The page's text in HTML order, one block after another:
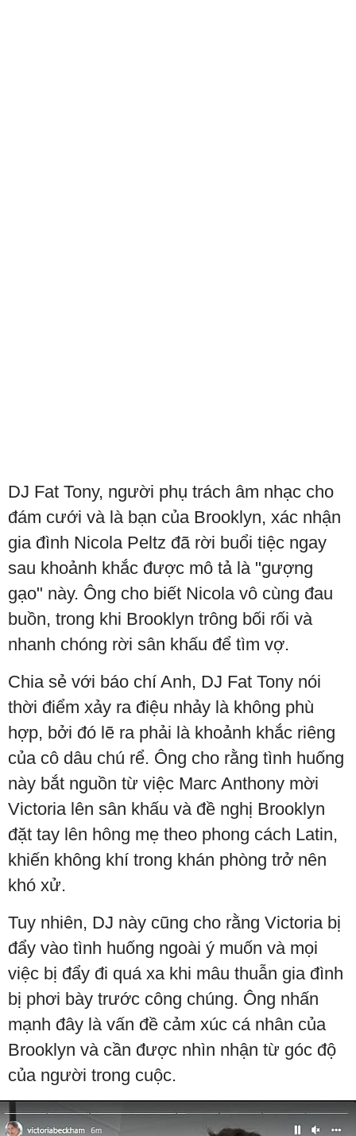
DJ Fat Tony, người phụ trách âm nhạc cho
đám cưới và là bạn của Brooklyn, xác nhận
gia đình Nicola Peltz đã rời buổi tiệc ngay
sau khoảnh khắc được mô tả là "gượng
gạo" này. Ông cho biết Nicola vô cùng đau
buồn, trong khi Brooklyn trông bối rối và
nhanh chóng rời sân khấu để tìm vợ.
Chia sẻ với báo chí Anh, DJ Fat Tony nói
thời điểm xảy ra điệu nhảy là không phù
hợp, bởi đó lẽ ra phải là khoảnh khắc riêng
của cô dâu chú rể. Ông cho rằng tình huống
này bắt nguồn từ việc Marc Anthony mời
Victoria lên sân khấu và đề nghị Brooklyn
đặt tay lên hông mẹ theo phong cách Latin,
khiến không khí trong khán phòng trở nên
khó xử.
Tuy nhiên, DJ này cũng cho rằng Victoria bị
đẩy vào tình huống ngoài ý muốn và mọi
việc bị đẩy đi quá xa khi mâu thuẫn gia đình
bị phơi bày trước công chúng. Ông nhấn
mạnh đây là vấn đề cảm xúc cá nhân của
Brooklyn và cần được nhìn nhận từ góc độ
của người trong cuộc.